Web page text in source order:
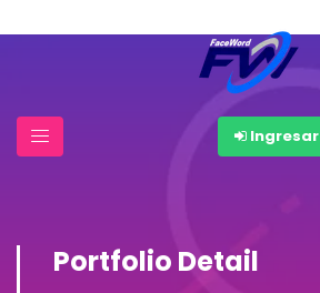
Ingresar
Portfolio Detail